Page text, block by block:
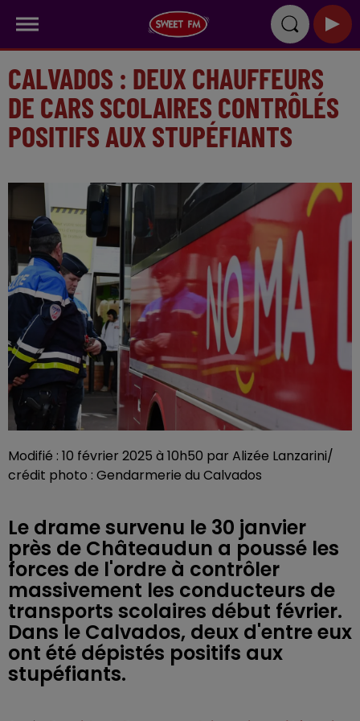
CALVADOS : DEUX CHAUFFEURS
DE CARS SCOLAIRES CONTRÔLÉS
POSITIFS AUX STUPÉFIANTS
Modifié : 10 février 2025 à 10h50 par Alizée Lanzarini/
crédit photo : Gendarmerie du Calvados
Le drame survenu le 30 janvier
près de Châteaudun a poussé les
forces de l'ordre à contrôler
massivement les conducteurs de
transports scolaires début février.
Dans le Calvados, deux d'entre eux
ont été dépistés positifs aux
stupéfiants.